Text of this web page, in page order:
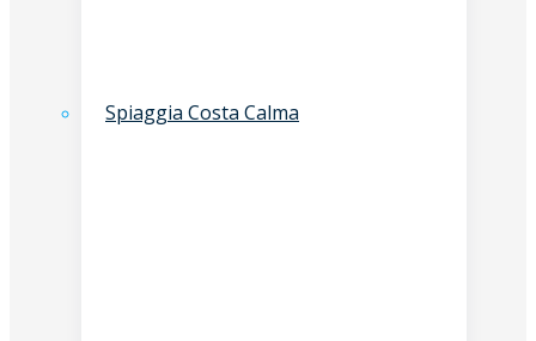
Spiaggia Costa Calma